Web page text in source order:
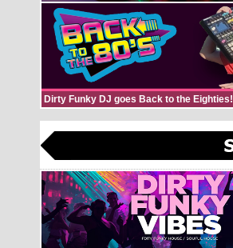
Dirty Funky DJ goes Back to the Eighties!